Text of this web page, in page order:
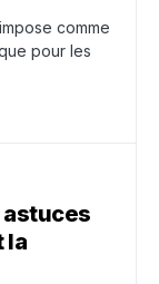
comme
pour les
la